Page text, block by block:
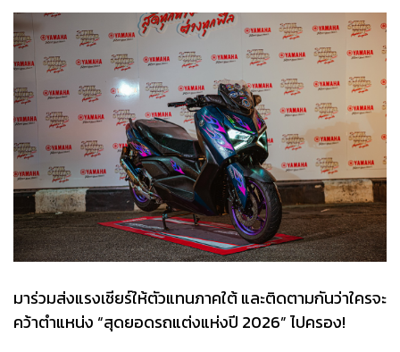
มาร่วมส่งแรงเชียร์ให้ตัวแทนภาคใต้ และติดตามกันว่าใครจะ
คว้าตำแหน่ง “สุดยอดรถแต่งแห่งปี 2026” ไปครอง!